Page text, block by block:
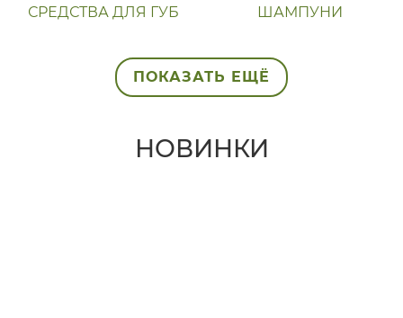
СРЕДСТВА ДЛЯ ГУБ ШАМПУНИ
ПОКАЗАТЬ ЕЩЁ
НОВИНКИ